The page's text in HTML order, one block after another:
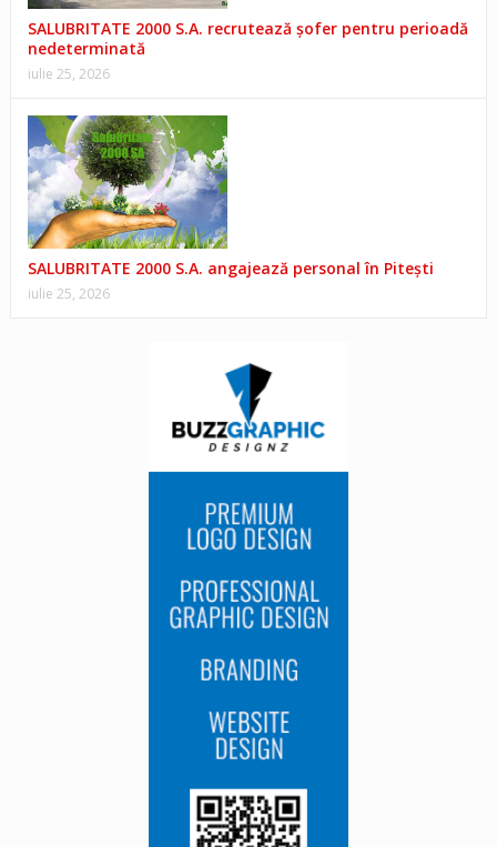
SALUBRITATE 2000 S.A. recrutează șofer pentru perioadă
nedeterminată
iulie 25, 2026
SALUBRITATE 2000 S.A. angajează personal în Pitești
iulie 25, 2026